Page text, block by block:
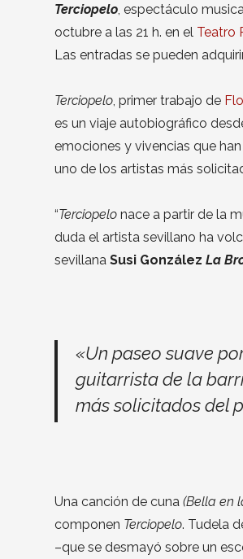
Terciopelo, espectáculo
octubre a las 21 h. en el Teatro
Las entradas se pueden
Terciopelo, primer trabajo de
es un viaje autobiográfico
emociones y vivencias que
uno de los artistas más
“Terciopelo nace a partir de la
duda el artista sevillano ha
sevillanaSusi GonzálezLa
«Un paseo suave
guitarrista de la
más solicitados del
Una canción de cuna(Bella en
componen Terciopelo. Tudela
–que se desmayó sobre un